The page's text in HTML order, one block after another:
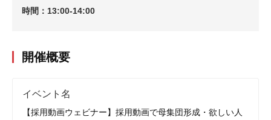
時間： 13:00-14:00
開催概要
イベント名
【採用動画ウェビナー】採用動画で母集団形成・欲しい人